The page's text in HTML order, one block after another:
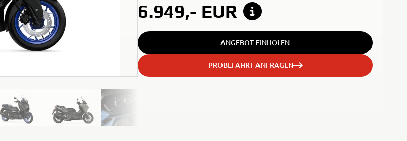
6.949,- EUR
ANGEBOT EINHOLEN
PROBEFAHRT ANFRAGEN